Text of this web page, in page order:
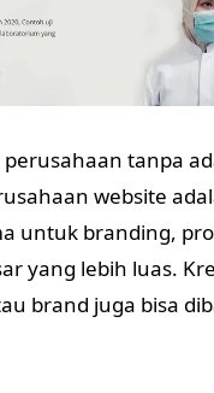
tanpa
website
untuk branding,
yang lebih luas.
brand juga bisa